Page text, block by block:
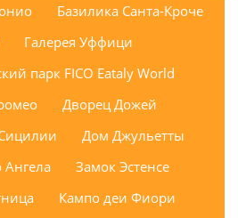
Базилика Санта-Кроче
Галерея Уффици
парк FICO Eataly World
Дворец Дожей
Дом Джульетты
Ангела
Замок Эстенсе
Кампо деи Фиори